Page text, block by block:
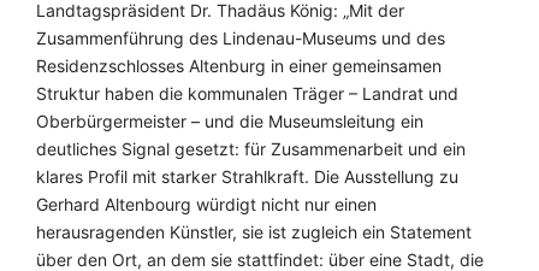
Landtagspräsident Dr. Thadäus König: „Mit der
Zusammenführung des Lindenau-Museums und des
Residenzschlosses Altenburg in einer gemeinsamen
Struktur haben die kommunalen Träger – Landrat und
Oberbürgermeister – und die Museumsleitung ein
deutliches Signal gesetzt: für Zusammenarbeit und ein
klares Profil mit starker Strahlkraft. Die Ausstellung zu
Gerhard Altenbourg würdigt nicht nur einen
herausragenden Künstler, sie ist zugleich ein Statement
über den Ort, an dem sie stattfindet: über eine Stadt, die